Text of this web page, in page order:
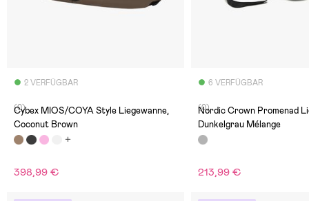
2 VERFÜGBAR
(0)
Cybex MIOS/COYA Style Liegewanne,
Coconut Brown
398,99 €
6 VERFÜGBAR
(0)
Nordic Crown Promenad
Dunkelgrau Mélange
213,99 €